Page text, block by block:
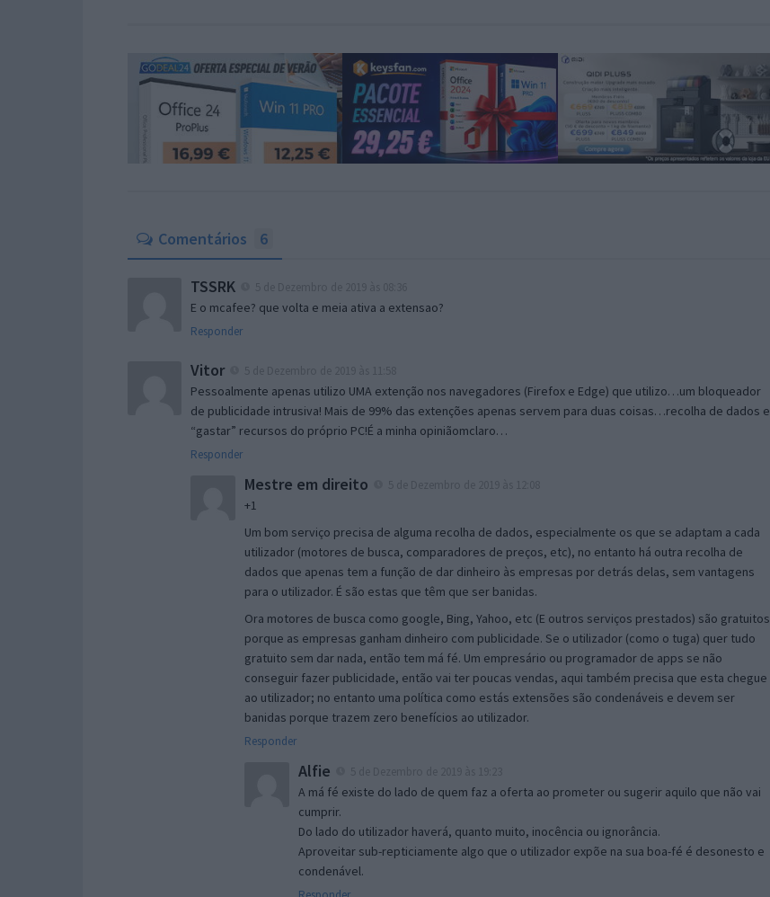
Comentários 6
TSSRK
E o mcafee? que volta e meia ativa a extensao?
Responder
Vitor
Pessoalmente apenas utilizo UMA extenção nos navegadores (Firefox e Edge) que utilizo…um bloqueador
de publicidade intrusiva! Mais de 99% das extenções apenas servem para duas coisas…recolha de dados e
“gastar” recursos do próprio PC!É a minha opiniãomclaro…
Responder
Mestre em direito
+1
Um bom serviço precisa de alguma recolha de dados, especialmente os que se adaptam a cada
utilizador (motores de busca, comparadores de preços, etc), no entanto há outra recolha de
dados que apenas tem a função de dar dinheiro às empresas por detrás delas, sem vantagens
para o utilizador. É são estas que têm que ser banidas.
Ora motores de busca como google, Bing, Yahoo, etc (E outros serviços prestados) são gratuitos
porque as empresas ganham dinheiro com publicidade. Se o utilizador (como o tuga) quer tudo
gratuito sem dar nada, então tem má fé. Um empresário ou programador de apps se não
conseguir fazer publicidade, então vai ter poucas vendas, aqui também precisa que esta chegue
ao utilizador; no entanto uma política como estás extensões são condenáveis e devem ser
banidas porque trazem zero benefícios ao utilizador.
Responder
Alfie
A má fé existe do lado de quem faz a oferta ao prometer ou sugerir aquilo que não vai
cumprir.
Do lado do utilizador haverá, quanto muito, inocência ou ignorância.
Aproveitar sub-repticiamente algo que o utilizador expõe na sua boa-fé é desonesto e
condenável.